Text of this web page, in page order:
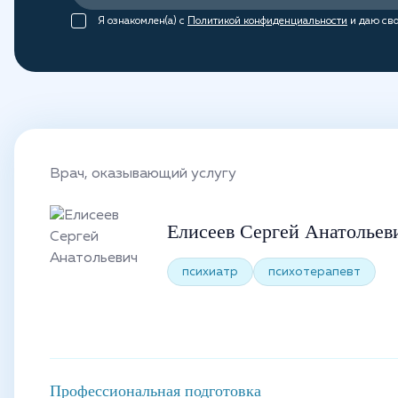
Я ознакомлен(а) с Политикой конфиденциальности и даю
Врач, оказывающий услугу
Елисеев Сергей
психиатр психотерапевт
Профессиональная подготовка